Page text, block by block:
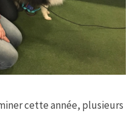
cette année, plusieurs